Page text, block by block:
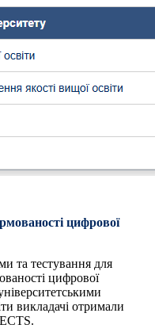
цифрової
та тестування для
цифрової
викладачі отримали